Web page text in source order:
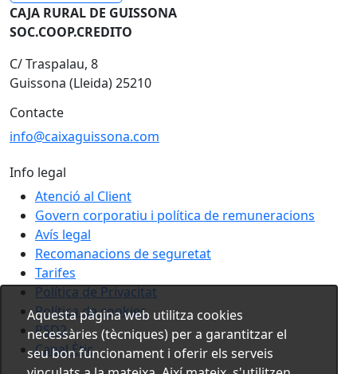
CAJA RURAL DE GUISSONA
SOC.COOP.CREDITO
C/ Traspalau, 8
Guissona (Lleida) 25210
Contacte
info@caixaguissona.com
Info legal
Atenció al Client
Govern corporatiu i política de remuneracions
Avís legal
Recomanacions de seguretat
Tarifes
Política de Privacitat
Política de cookies
PSD2
Canal Ètic
Aquesta pàgina web utilitza cookies
necessàries (tècniques) per a garantitzar el
seu bon funcionament i oferir els serveis